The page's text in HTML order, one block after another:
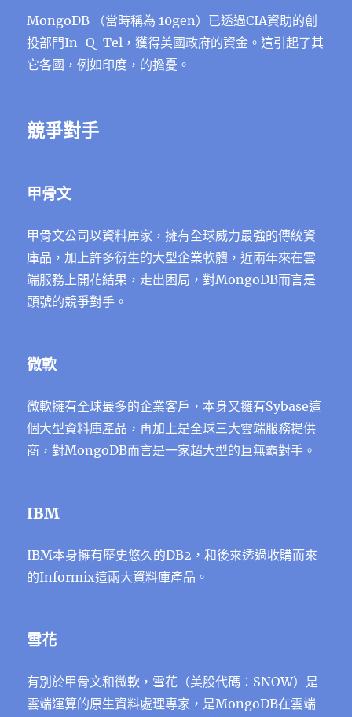
MongoDB （當時稱為 10gen）已透過CIA資助的創
投部門In-Q-Tel，獲得美國政府的資金。這引起了其
它各國，例如印度，的擔憂。
競爭對手
甲骨文
甲骨文公司以資料庫家，擁有全球威力最強的傳統資
庫品，加上許多衍生的大型企業軟體，近兩年來在雲
端服務上開花結果，走出困局，對MongoDB而言是
頭號的競爭對手。
微軟
微軟擁有全球最多的企業客戶，本身又擁有Sybase這
個大型資料庫產品，再加上是全球三大雲端服務提供
商，對MongoDB而言是一家超大型的巨無霸對手。
IBM
IBM本身擁有歷史悠久的DB2，和後來透過收購而來
的Informix這兩大資料庫產品。
雪花
有別於甲骨文和微軟，雪花（美股代碼：SNOW）是
雲端運算的原生資料處理專家，是MongoDB在雲端